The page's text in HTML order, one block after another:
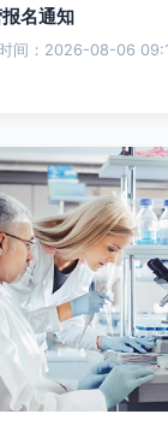
名通知
间：2026-08-06